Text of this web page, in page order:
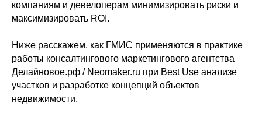
компаниям и девелоперам минимизировать риски и
максимизировать ROI.
Ниже расскажем, как ГМИС применяются в практике
работы консалтингового маркетингового агентства
Делайновое.рф / Neomaker.ru при Best Use анализе
участков и разработке концепций объектов
недвижимости.